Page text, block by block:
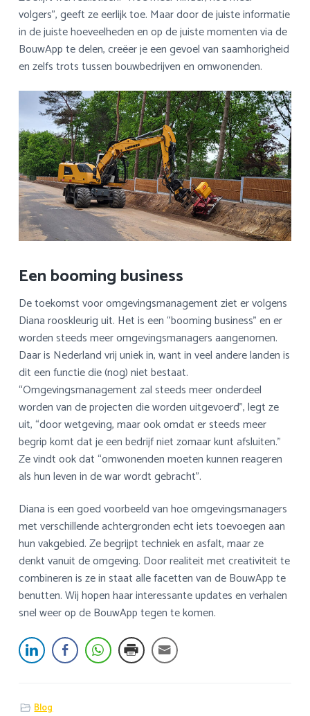
volgers”, geeft ze eerlijk toe. Maar door de juiste informatie
in de juiste hoeveelheden en op de juiste momenten via de
BouwApp te delen, creëer je een gevoel van saamhorigheid
en zelfs trots tussen bouwbedrijven en omwonenden.
Een booming business
De toekomst voor omgevingsmanagement ziet er volgens
Diana rooskleurig uit. Het is een “booming business” en er
worden steeds meer omgevingsmanagers aangenomen.
Daar is Nederland vrij uniek in, want in veel andere landen is
dit een functie die (nog) niet bestaat.
“Omgevingsmanagement zal steeds meer onderdeel
worden van de projecten die worden uitgevoerd”, legt ze
uit, “door wetgeving, maar ook omdat er steeds meer
begrip komt dat je een bedrijf niet zomaar kunt afsluiten.”
Ze vindt ook dat “omwonenden moeten kunnen reageren
als hun leven in de war wordt gebracht”.
Diana is een goed voorbeeld van hoe omgevingsmanagers
met verschillende achtergronden echt iets toevoegen aan
hun vakgebied. Ze begrijpt techniek en asfalt, maar ze
denkt vanuit de omgeving. Door realiteit met creativiteit te
combineren is ze in staat alle facetten van de BouwApp te
benutten. Wij hopen haar interessante updates en verhalen
snel weer op de BouwApp tegen te komen.
Blog